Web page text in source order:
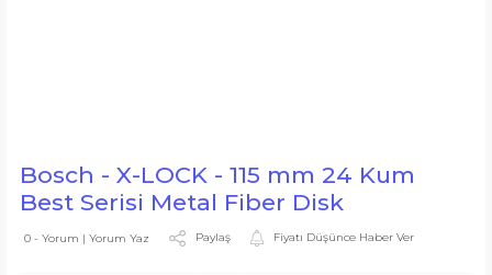
Bosch - X-LOCK - 115 mm 24 Kum
Best Serisi Metal Fiber Disk
0 - Yorum | Yorum Yaz Paylaş Fiyatı Düşünce Haber Ver